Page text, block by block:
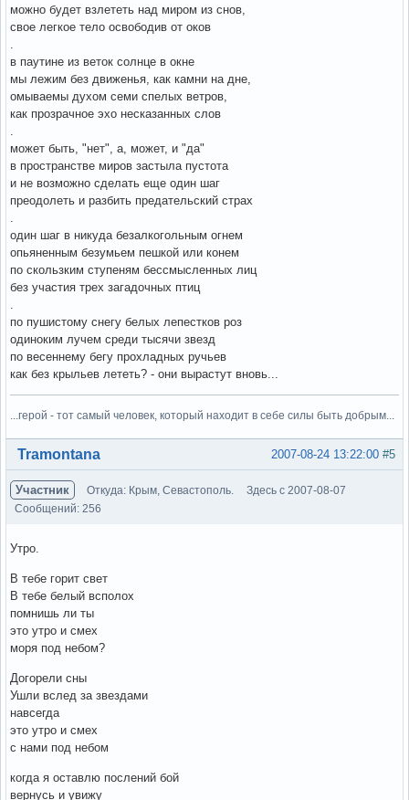
можно будет взлететь над миром из снов,
свое легкое тело освободив от оков
в паутине из веток солнце в окне
мы лежим без движенья, как камни на дне,
омываемы духом семи спелых ветров,
как прозрачное эхо несказанных слов
может быть, "нет", а, может, и "да"
в пространстве миров застыла пустота
и не возможно сделать еще один шаг
преодолеть и разбить предательский страх
один шаг в никуда безалкогольным огнем
опьяненным безумьем пешкой или конем
по скользким ступеням бессмысленных лиц
без участия трех загадочных птиц
по пушистому снегу белых лепестков роз
одиноким лучем среди тысячи звезд
по весеннему бегу прохладных ручьев
как без крыльев лететь? - они вырастут вновь...
...герой - тот самый человек, который находит в себе силы быть добрым...
Вне форума #5
2007-08-24 13:22:00
Tramontana
Участник Откуда: Крым, Севастополь.
Здесь с 2007-08-07
Сообщений: 256
Утро.
В тебе горит свет
В тебе белый всполох
помнишь ли ты
это утро и смех
моря под небом?
Догорели сны
Ушли вслед за звездами
навсегда
это утро и смех
с нами под небом
когда я оставлю послений бой
вернусь и увижу